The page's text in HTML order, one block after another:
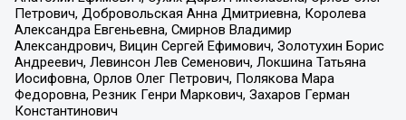
Петрович, Добровольская Анна Дмитриевна, Королева
Александра Евгеньевна, Смирнов Владимир
Александрович, Вицин Сергей Ефимович, Золотухин Борис
Андреевич, Левинсон Лев Семенович, Локшина Татьяна
Иосифовна, Орлов Олег Петрович, Полякова Мара
Федоровна, Резник Генри Маркович, Захаров Герман
Константинович